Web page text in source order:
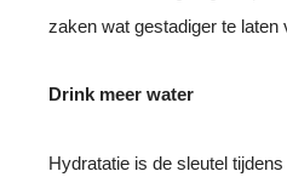
zaken wat gestadiger te laten
Drink meer water
Hydratatie is de sleutel